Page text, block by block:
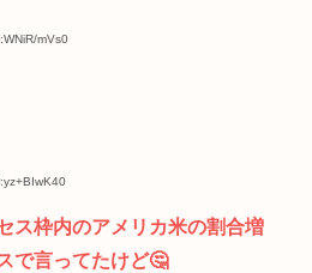
mVs0
ス枠内のアメリカ米の割合増
で言ってたけど🤔